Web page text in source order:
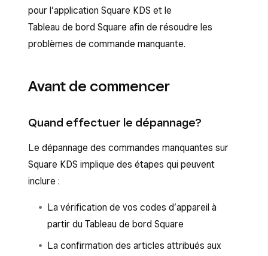
pour l’application Square KDS et le
Tableau de bord Square afin de résoudre les
problèmes de commande manquante.
Avant de commencer
Quand effectuer le dépannage?
Le dépannage des commandes manquantes sur
Square KDS implique des étapes qui peuvent
inclure :
La vérification de vos codes d’appareil à
partir du Tableau de bord Square
La confirmation des articles attribués aux